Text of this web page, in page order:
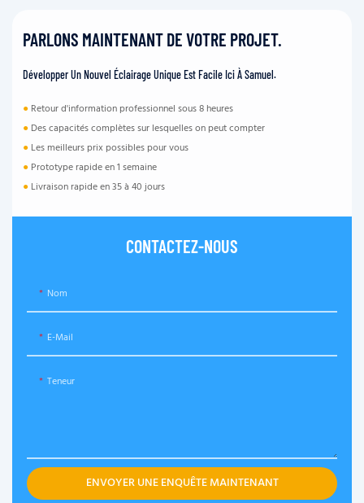
PARLONS MAINTENANT DE VOTRE PROJET.
Développer Un Nouvel Éclairage Unique Est Facile Ici À Samuel.
● Retour d'information professionnel sous 8 heures
● Des capacités complètes sur lesquelles on peut compter
● Les meilleurs prix possibles pour vous
● Prototype rapide en 1 semaine
● Livraison rapide en 35 à 40 jours
CONTACTEZ-NOUS
Nom
E-Mail
Teneur
ENVOYER UNE ENQUÊTE MAINTENANT